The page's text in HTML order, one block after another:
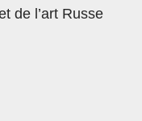
de l’art Russe